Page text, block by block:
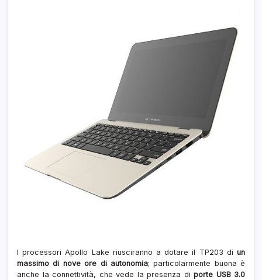
I processori Apollo Lake riusciranno a dotare il TP203 di un
massimo di nove ore di autonomia; particolarmente buona è
anche la connettività, che vede la presenza di porte USB 3.0